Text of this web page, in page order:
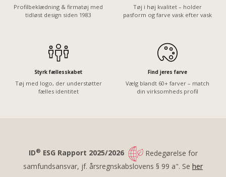
Profilbeklædning & firmatøj med
tidløst design siden 1983
Tøj i høj kvalitet – holder
pasform og farve vask efter vask
Styrk fællesskabet
Tøj med logo, der understøtter
fælles identitet
Find jeres farve
Vælg blandt 60+ farver – match
din virksomheds profil
ID® ESG Rapport 2025/2026
Redegørelse for
samfundsansvar, jf. årsregnskabslovens § 99 a". Se her